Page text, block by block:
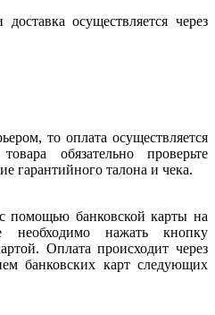
осуществляется через
то оплата осуществляется
обязательно проверьте
гарантийного талона и чека.
помощью банковской карты на
необходимо нажать кнопку
Оплата происходит через
банковских карт следующих